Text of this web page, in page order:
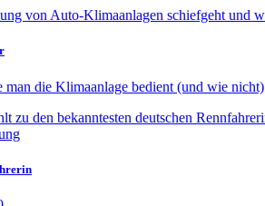
die Klimaanlage bedient (und wie nicht)